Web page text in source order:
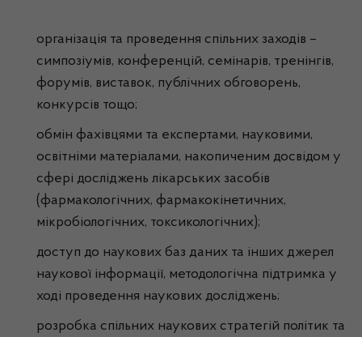
організація та проведення спільних заходів –
симпозіумів, конференцій, семінарів, тренінгів,
форумів, виставок, публічних обговорень,
конкурсів тощо;
обмін фахівцями та експертами, науковими,
освітніми матеріалами, накопиченим досвідом у
сфері досліджень лікарських засобів
(фармакологічних, фармакокінетичних,
мікробіологічних, токсикологічних);
доступ до наукових баз даних та інших джерел
наукової інформації, методологічна підтримка у
ході проведення наукових досліджень;
розробка спільних наукових стратегій політик та